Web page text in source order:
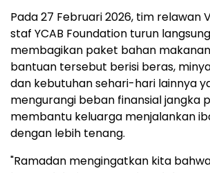
Pada 27 Februari 2026, tim relawan
staf YCAB Foundation turun
membagikan paket bahan
bantuan tersebut berisi beras,
dan kebutuhan sehari-hari lainnya
mengurangi beban finansial jangka
membantu keluarga menjalankan
dengan lebih tenang.
"Ramadan mengingatkan kita